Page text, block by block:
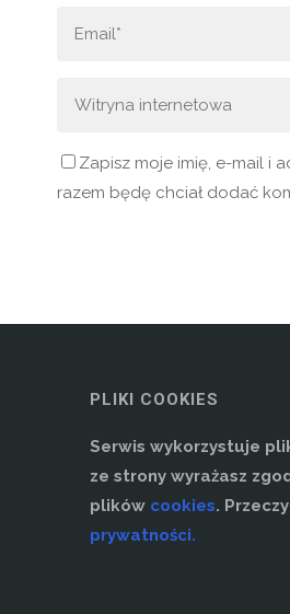
Zapisz moje imię, e-mail i
razem będę chciał dodać
PLIKI COOKIES
Serwis wykorzystuje
ze strony wyrażasz
plików cookies.
prywatności.